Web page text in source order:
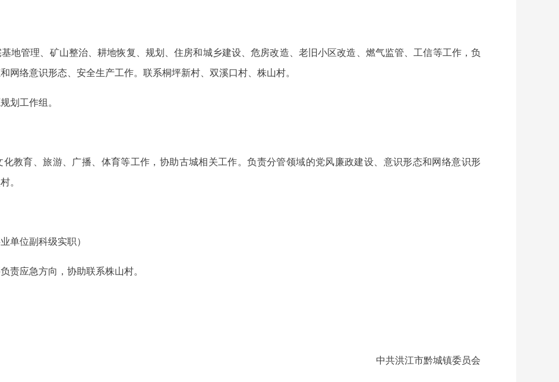
地管理、矿山整治、耕地恢复、规划、住房和城乡建设、危房改造、老旧小区改造、燃气监管、工信等工作，负
网络意识形态、安全生产工作。联系桐坪新村、双溪口村、株山村。
划工作组。
教育、旅游、广播、体育等工作，协助古城相关工作。负责分管领域的党风廉政建设、意识形态和网络意识形
。
单位副科级实职）
责应急方向，协助联系株山村。
中共洪江市黔城镇委员会